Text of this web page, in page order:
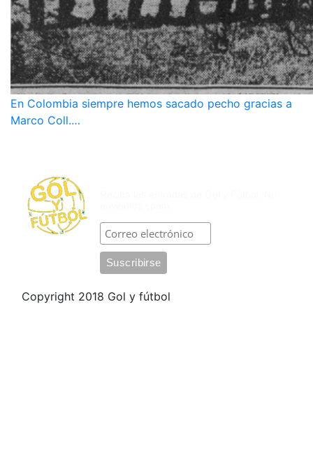
En Colombia siempre hemos sacado pecho gracias a
Marco Coll.…
Copyright 2018 Gol y fútbol